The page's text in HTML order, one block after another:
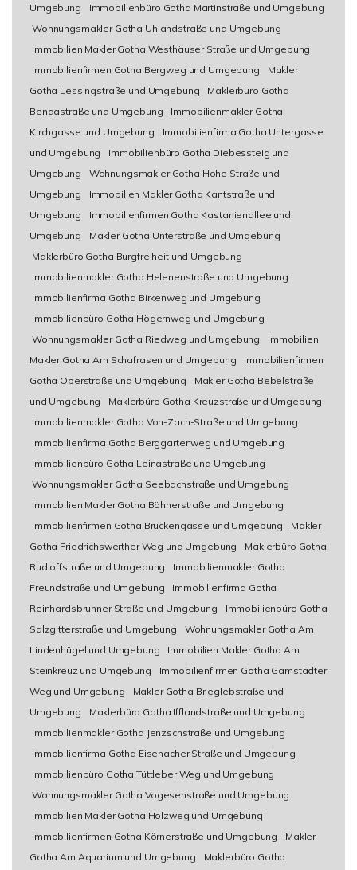
Umgebung
Immobilienbüro Gotha Martinstraße und Umgebung
Wohnungsmakler Gotha Uhlandstraße und Umgebung
Immobilien Makler Gotha Westhäuser Straße und Umgebung
Immobilienfirmen Gotha Bergweg und Umgebung
Makler
Gotha Lessingstraße und Umgebung
Maklerbüro Gotha
Bendastraße und Umgebung
Immobilienmakler Gotha
Kirchgasse und Umgebung
Immobilienfirma Gotha Untergasse
und Umgebung
Immobilienbüro Gotha Diebessteig und
Umgebung
Wohnungsmakler Gotha Hohe Straße und
Umgebung
Immobilien Makler Gotha Kantstraße und
Umgebung
Immobilienfirmen Gotha Kastanienallee und
Umgebung
Makler Gotha Unterstraße und Umgebung
Maklerbüro Gotha Burgfreiheit und Umgebung
Immobilienmakler Gotha Helenenstraße und Umgebung
Immobilienfirma Gotha Birkenweg und Umgebung
Immobilienbüro Gotha Högernweg und Umgebung
Wohnungsmakler Gotha Riedweg und Umgebung
Immobilien
Makler Gotha Am Schafrasen und Umgebung
Immobilienfirmen
Gotha Oberstraße und Umgebung
Makler Gotha Bebelstraße
und Umgebung
Maklerbüro Gotha Kreuzstraße und Umgebung
Immobilienmakler Gotha Von-Zach-Straße und Umgebung
Immobilienfirma Gotha Berggartenweg und Umgebung
Immobilienbüro Gotha Leinastraße und Umgebung
Wohnungsmakler Gotha Seebachstraße und Umgebung
Immobilien Makler Gotha Böhnerstraße und Umgebung
Immobilienfirmen Gotha Brückengasse und Umgebung
Makler
Gotha Friedrichswerther Weg und Umgebung
Maklerbüro Gotha
Rudloffstraße und Umgebung
Immobilienmakler Gotha
Freundstraße und Umgebung
Immobilienfirma Gotha
Reinhardsbrunner Straße und Umgebung
Immobilienbüro Gotha
Salzgitterstraße und Umgebung
Wohnungsmakler Gotha Am
Lindenhügel und Umgebung
Immobilien Makler Gotha Am
Steinkreuz und Umgebung
Immobilienfirmen Gotha Gamstädter
Weg und Umgebung
Makler Gotha Brieglebstraße und
Umgebung
Maklerbüro Gotha Ifflandstraße und Umgebung
Immobilienmakler Gotha Jenzschstraße und Umgebung
Immobilienfirma Gotha Eisenacher Straße und Umgebung
Immobilienbüro Gotha Tüttleber Weg und Umgebung
Wohnungsmakler Gotha Vogesenstraße und Umgebung
Immobilien Makler Gotha Holzweg und Umgebung
Immobilienfirmen Gotha Körnerstraße und Umgebung
Makler
Gotha Am Aquarium und Umgebung
Maklerbüro Gotha